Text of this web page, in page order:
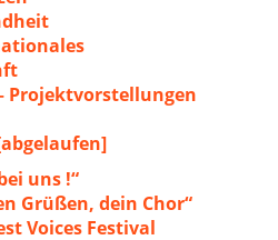
Projektvorstellungen
uns !“
Grüßen, dein Chor“
Voices Festival